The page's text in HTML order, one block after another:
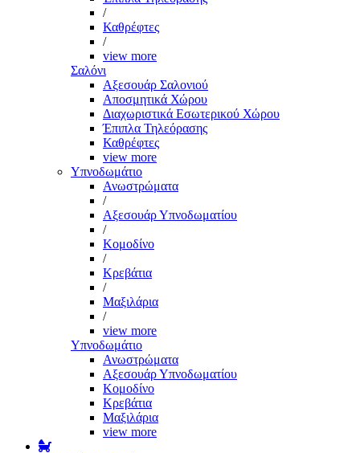
/
Καθρέφτες
/
view more
Σαλόνι
Αξεσουάρ Σαλονιού
Αποσμητικά Χώρου
Διαχωριστικά Εσωτερικού Χώρου
Έπιπλα Τηλεόρασης
Καθρέφτες
view more
Υπνοδωμάτιο
Ανωστρώματα
/
Αξεσουάρ Υπνοδωματίου
/
Κομοδίνο
/
Κρεβάτια
/
Μαξιλάρια
/
view more
Υπνοδωμάτιο
Ανωστρώματα
Αξεσουάρ Υπνοδωματίου
Κομοδίνο
Κρεβάτια
Μαξιλάρια
view more